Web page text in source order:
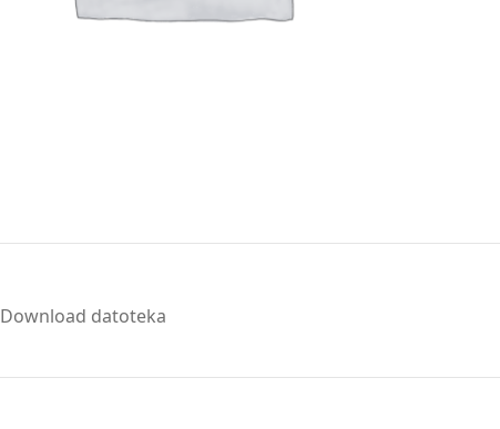
Download datoteka